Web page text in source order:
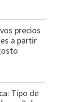
precios
a partir
Tipo de